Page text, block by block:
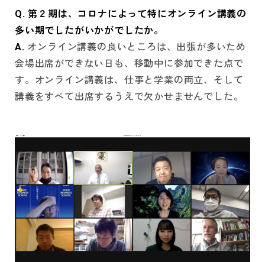
Q. 第２期は、コロナによって特にオンライン講義の
多い期でしたがいかがでしたか。
A. オンライン講義の良いところは、出張が多いため
会場出席ができない日も、移動中に参加できた点で
す。オンライン講義は、仕事と学業の両立、そして
講義をすべて出席するうえで欠かせませんでした。